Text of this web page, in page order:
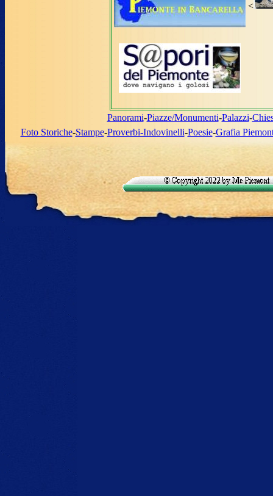
<
Panorami-Piazze/Monumenti-Palazzi-
Foto Storiche-Stampe-Proverbi-Indovinelli-Poesie-Grafia